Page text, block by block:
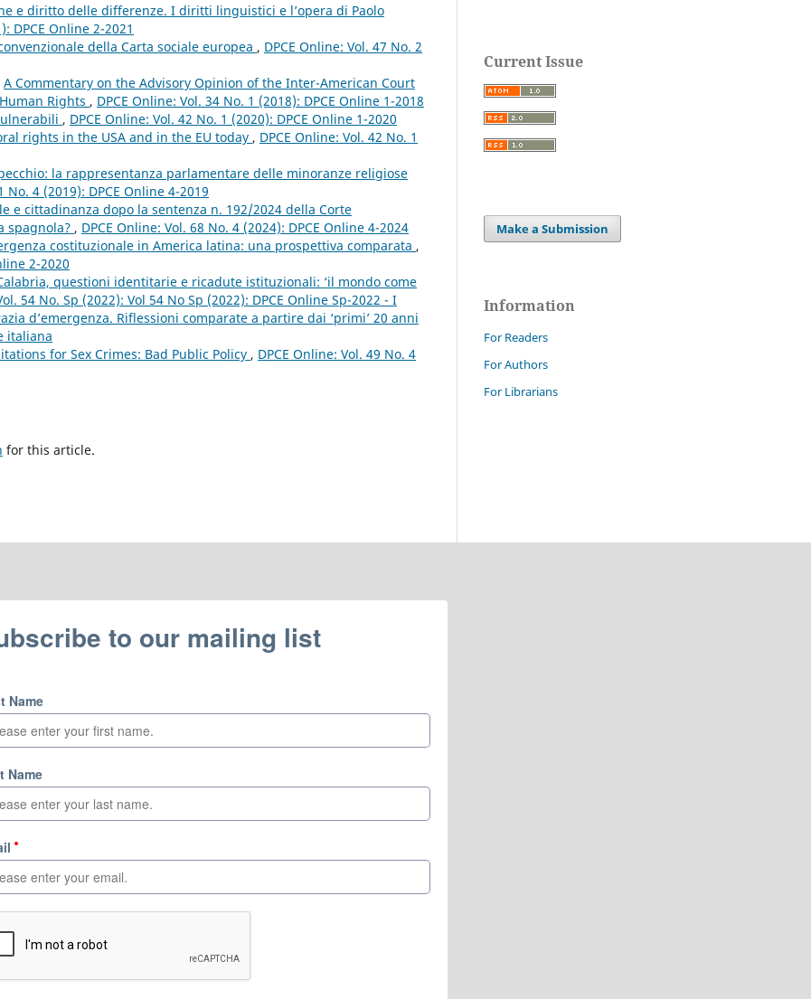
e diritto delle differenze. I diritti linguistici e l’opera di Paolo
DPCE Online 2-2021
della Carta sociale europea , DPCE Online: Vol. 47 No. 2
A Commentary on the Advisory Opinion of the Inter-American Court
Rights , DPCE Online: Vol. 34 No. 1 (2018): DPCE Online 1-2018
, DPCE Online: Vol. 42 No. 1 (2020): DPCE Online 1-2020
rights in the USA and in the EU today , DPCE Online: Vol. 42 No. 1
la rappresentanza parlamentare delle minoranze religiose
No. 4 (2019): DPCE Online 4-2019
e cittadinanza dopo la sentenza n. 192/2024 della Corte
spagnola? , DPCE Online: Vol. 68 No. 4 (2024): DPCE Online 4-2024
costituzionale in America latina: una prospettiva comparata ,
2-2020
questioni identitarie e ricadute istituzionali: ‘il mondo come
54 No. Sp (2022): Vol 54 No Sp (2022): DPCE Online Sp-2022 - I
d’emergenza. Riflessioni comparate a partire dai ‘primi’ 20 anni
italiana
for Sex Crimes: Bad Public Policy , DPCE Online: Vol. 49 No. 4
for this article.
Current Issue
Make a Submission
Information
For Readers
For Authors
For Librarians